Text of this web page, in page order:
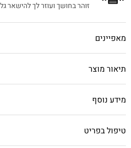
זוהר בחושך ועוזר לך להישאר
מאפיינים
תיאור מוצר
מידע נוסף
טיפול בפריט